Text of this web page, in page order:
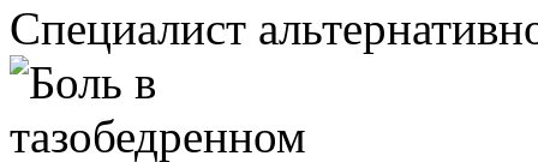
Специалист